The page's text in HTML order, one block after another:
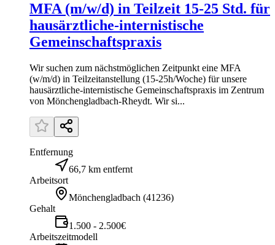
MFA (m/w/d) in Teilzeit 15-25 Std. für
hausärztliche-internistische
Gemeinschaftspraxis
Wir suchen zum nächstmöglichen Zeitpunkt eine MFA
(w/m/d) in Teilzeitanstellung (15-25h/Woche) für unsere
hausärztliche-internistische Gemeinschaftspraxis im Zentrum
von Mönchengladbach-Rheydt. Wir si...
Entfernung
66,7 km entfernt
Arbeitsort
Mönchengladbach (41236)
Gehalt
1.500 - 2.500€
Arbeitszeitmodell